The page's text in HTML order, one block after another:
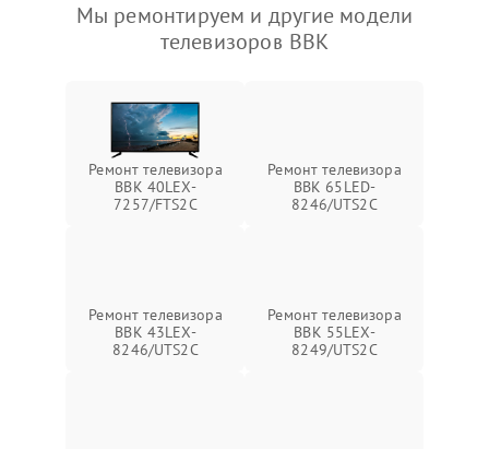
Мы ремонтируем и другие модели
телевизоров BBK
Ремонт телевизора
BBK 40LEX-
7257/FTS2C
Ремонт телевизора
BBK 65LED-
8246/UTS2C
Ремонт телевизора
BBK 43LEX-
8246/UTS2C
Ремонт телевизора
BBK 55LEX-
8249/UTS2C